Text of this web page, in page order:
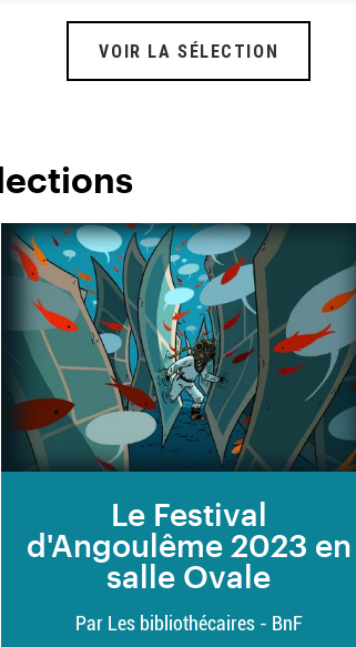
VOIR LA SÉLECTION
Le Festival
d'Angoulême 2023 en
salle Ovale
Par Les bibliothécaires - BnF